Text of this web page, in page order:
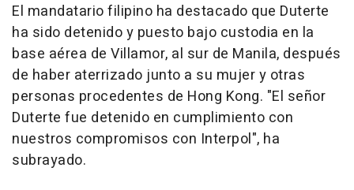
El mandatario filipino ha destacado que Duterte
ha sido detenido y puesto bajo custodia en la
base aérea de Villamor, al sur de Manila, después
de haber aterrizado junto a su mujer y otras
personas procedentes de Hong Kong. "El señor
Duterte fue detenido en cumplimiento con
nuestros compromisos con Interpol", ha
subrayado.